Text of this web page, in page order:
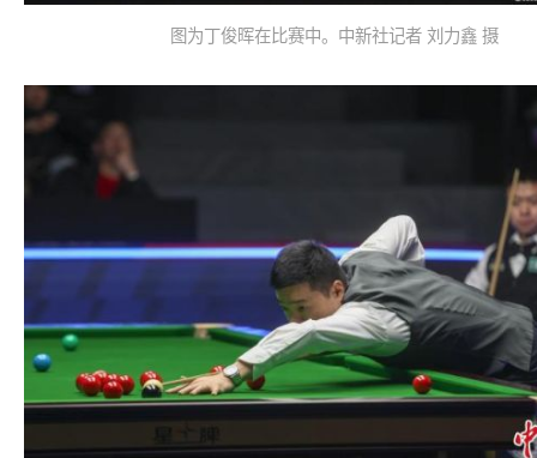
图为丁俊晖在比赛中。中新社记者 刘力鑫 摄